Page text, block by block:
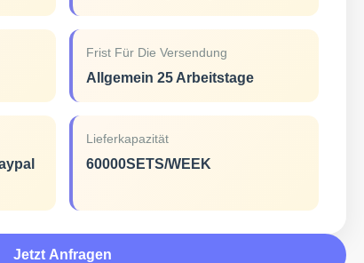
Frist Für Die Versendung
Allgemein 25 Arbeitstage
Lieferkapazität
60000SETS/WEEK
Jetzt Anfragen